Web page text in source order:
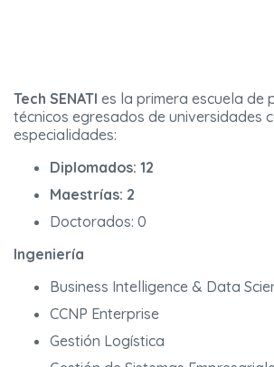
Tech SENATI es la primera escuela de
técnicos egresados de universidades
especialidades:
Diplomados: 12
Maestrías: 2
Doctorados: 0
Ingeniería
Business Intelligence & Data
CCNP Enterprise
Gestión Logística